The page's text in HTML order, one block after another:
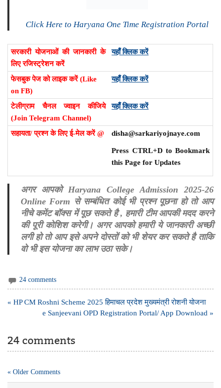
Click Here to Haryana One Time Registration Portal
सरकारी योजनाओं की जानकारी के
लिए रजिस्ट्रेशन करें
यहाँ क्लिक करें
फेसबुक पेज को लाइक करें (Like
on FB)
यहाँ क्लिक करें
टेलीग्राम चैनल ज्वाइन कीजिये
(Join Telegram Channel)
यहाँ क्लिक करें
सहायता/ प्रश्न के लिए ई-मेल करें @ disha@sarkariyojnaye.com
Press CTRL+D to Bookmark
this Page for Updates
अगर आपको Haryana College Admission 2025-26
Online Form से सम्बंधित कोई भी प्रश्न पूछना हो तो आप
नीचे कमेंट बॉक्स में पूछ सकते है , हमारी टीम आपकी मदद करने
की पूरी कोशिश करेगी। अगर आपको हमारी ये जानकारी अच्छी
लगी हो तो आप इसे अपने दोस्तों को भी शेयर कर सकते है ताकि
वो भी इस योजना का लाभ उठा सके।
24 comments
Post
« HP CM Roshni Scheme 2025 हिमाचल प्रदेश मुख्यमंत्री रोशनी योजना
e Sanjeevani OPD Registration Portal/ App Download »
24 comments
« Older Comments